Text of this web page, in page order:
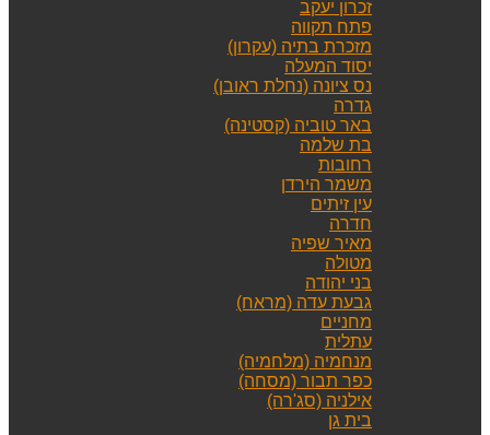
זכרון יעקב
פתח תקווה
מזכרת בתיה (עקרון)
יסוד המעלה
נס ציונה (נחלת ראובן)
גדרה
באר טוביה (קסטינה)
בת שלמה
רחובות
משמר הירדן
עין זיתים
חדרה
מאיר שפיה
מטולה
בני יהודה
גבעת עדה (מראח)
מחניים
עתלית
מנחמיה (מלחמיה)
כפר תבור (מסחה)
אילניה (סג'רה)
בית גן